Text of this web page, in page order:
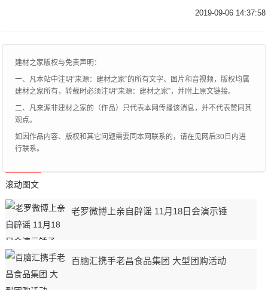
行街头乞讨为生。但他身残志坚，用嘴和仅
2019-09-06 14:37:58
建材之家版权与免责声明：
一、凡本站中注明“来源：建材之家”的所有文字、图片和音视频，版权均属
建材之家所有，转载时必须注明“来源：建材之家”，并附上原文链接。
二、凡来源非建材之家的（作品）只代表本网传播该消息，并不代表赞同其
观点。
如因作品内容、版权和其它问题需要同本网联系的，请在见网后30日内进
行联系。
滚动图文
老罗微博上亲自辟谣 11月18日会演示锤
百脑汇携手老昌食品集团 大型团购活动